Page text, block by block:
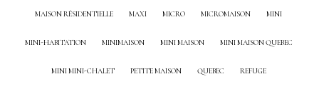
MAISON RÉSIDENTIELLE MAXI MICRO MICROMAISON MINI
MINI-HABITATION MINIMAISON MINI MAISON MINI MAISON QUEBEC
MINI MINI-CHALET PETITE MAISON QUEBEC REFUGE